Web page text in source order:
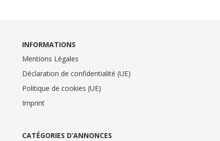
INFORMATIONS
Mentions Légales
Déclaration de confidentialité (UE)
Politique de cookies (UE)
Imprint
CATÉGORIES D’ANNONCES